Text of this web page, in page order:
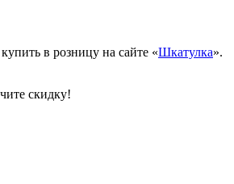
в розницу на сайте «Шкатулка».
скидку!